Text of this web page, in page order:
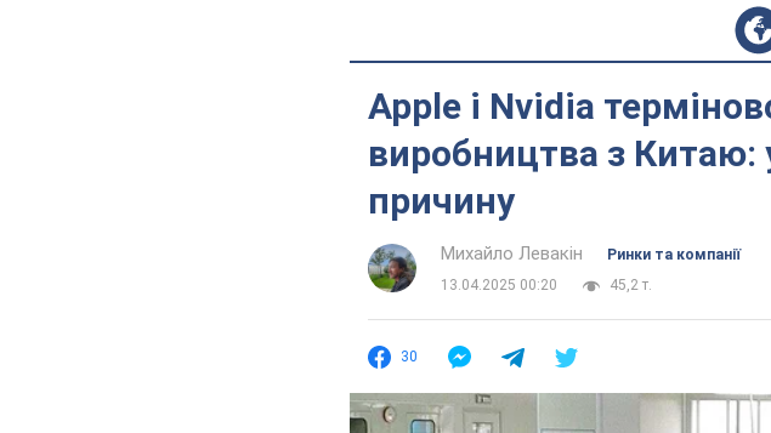
Apple і Nvidia
виробництва з Китаю:
причину
Михайло Левакін
Ринки та компанії
13.04.2025 00:20
45,2 т.
30